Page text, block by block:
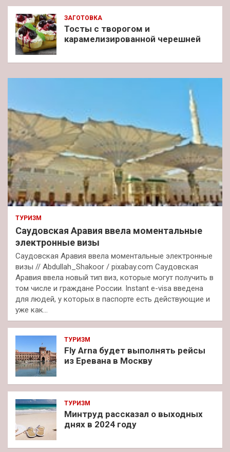
ЗАГОТОВКА
Тосты с творогом и
карамелизированной черешней
ТУРИЗМ
Саудовская Аравия ввела моментальные
электронные визы
Саудовская Аравия ввела моментальные электронные
визы // Abdullah_Shakoor / pixabay.com Саудовская
Аравия ввела новый тип виз, которые могут получить в
том числе и граждане России. Instant e-visa введена
для людей, у которых в паспорте есть действующие и
уже как…
ТУРИЗМ
Fly Arna будет выполнять рейсы
из Еревана в Москву
ТУРИЗМ
Минтруд рассказал о выходных
днях в 2024 году